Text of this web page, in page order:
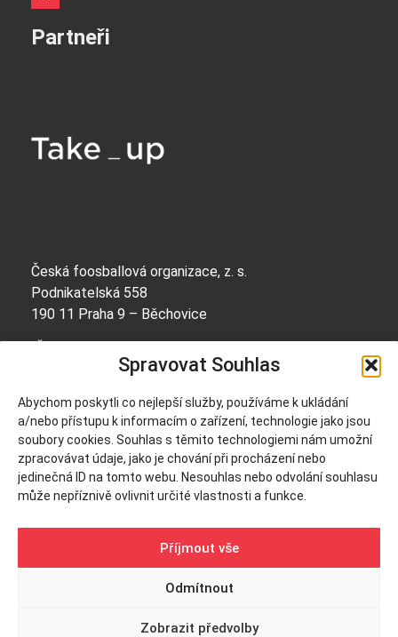
Spravovat Souhlas
Abychom poskytli co nejlepší služby, používáme k ukládání
a/nebo přístupu k informacím o zařízení, technologie jako jsou
soubory cookies. Souhlas s těmito technologiemi nám umožní
zpracovávat údaje, jako je chování při procházení nebo
jedinečná ID na tomto webu. Nesouhlas nebo odvolání souhlasu
může nepříznivě ovlivnit určité vlastnosti a funkce.
Příjmout vše
Odmítnout
Zobrazit předvolby
Partneři
Česká foosballová organizace, z. s.
Podnikatelská 558
190 11 Praha 9 – Běchovice
2600284501/2010
info@cfo.cz
+420 604 252 314
staráSoftmedia